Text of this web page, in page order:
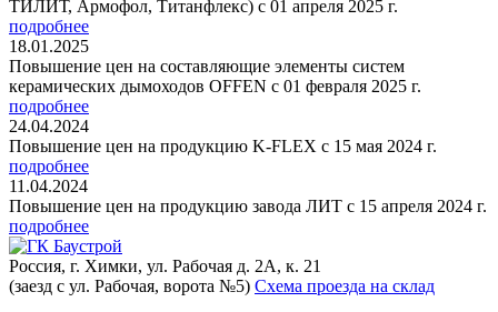
ТИЛИТ, Армофол, Титанфлекс) с 01 апреля 2025 г.
подробнее
18.01.2025
Повышение цен на составляющие элементы систем
керамических дымоходов OFFEN с 01 февраля 2025 г.
подробнее
24.04.2024
Повышение цен на продукцию K-FLEX с 15 мая 2024 г.
подробнее
11.04.2024
Повышение цен на продукцию завода ЛИТ с 15 апреля 2024 г.
подробнее
Россия, г. Химки, ул. Рабочая д. 2А, к. 21
(заезд с ул. Рабочая, ворота №5) Схема проезда на склад